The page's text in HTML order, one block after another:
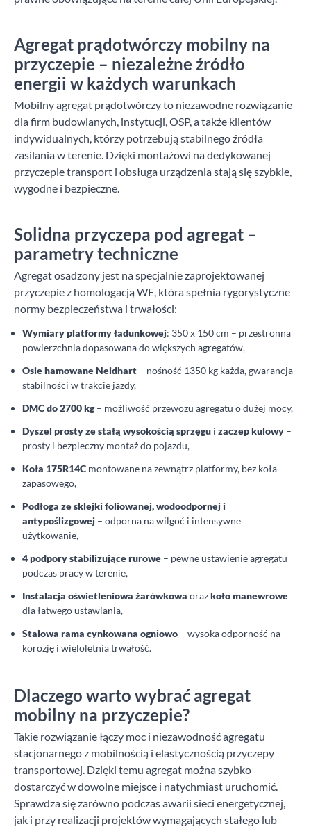
Agregat prądotwórczy mobilny na
przyczepie – niezależne źródło
energii w każdych warunkach
Mobilny agregat prądotwórczy to niezawodne rozwiązanie
dla firm budowlanych, instytucji, OSP, a także klientów
indywidualnych, którzy potrzebują stabilnego źródła
zasilania w terenie. Dzięki montażowi na dedykowanej
przyczepie transport i obsługa urządzenia stają się szybkie,
wygodne i bezpieczne.
Solidna przyczepa pod agregat –
parametry techniczne
Agregat osadzony jest na specjalnie zaprojektowanej
przyczepie z homologacją WE, która spełnia rygorystyczne
normy bezpieczeństwa i trwałości:
Wymiary platformy ładunkowej: 350 x 150 cm – przestronna
powierzchnia dopasowana do większych agregatów,
Osie hamowane Neidhart – nośność 1350 kg każda, gwarancja
stabilności w trakcie jazdy,
DMC do 2700 kg– możliwość przewozu agregatu o dużej mocy,
Dyszel prosty ze stałą wysokością sprzęgu i zaczep kulowy –
prosty i bezpieczny montaż do pojazdu,
Koła 175R14C montowane na zewnątrz platformy, bez koła
zapasowego,
Podłoga ze sklejki foliowanej, wodoodpornej i
antypoślizgowej – odporna na wilgoć i intensywne
użytkowanie,
4 podpory stabilizujące rurowe – pewne ustawienie agregatu
podczas pracy w terenie,
Instalacja oświetleniowa żarówkowa orazkoło manewrowe
dla łatwego ustawiania,
Stalowa rama cynkowana ogniowo – wysoka odporność na
korozję i wieloletnia trwałość.
Dlaczego warto wybrać agregat
mobilny na przyczepie?
Takie rozwiązanie łączy moc i niezawodność agregatu
stacjonarnego z mobilnością i elastycznością przyczepy
transportowej. Dzięki temu agregat można szybko
dostarczyć w dowolne miejsce i natychmiast uruchomić.
Sprawdza się zarówno podczas awarii sieci energetycznej,
jak i przy realizacji projektów wymagających stałego lub